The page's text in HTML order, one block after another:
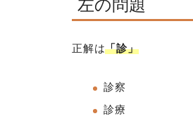
左の問題
正解は「診」
診察
診療